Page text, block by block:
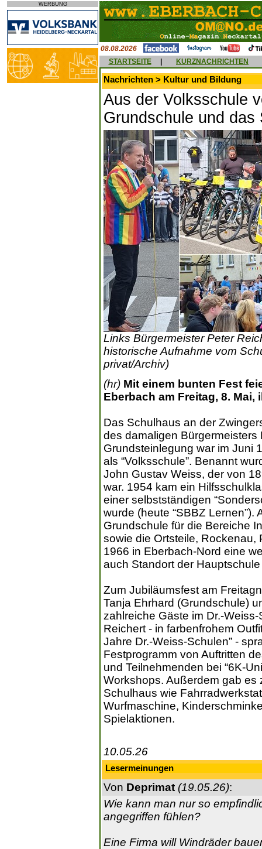
WERBUNG
08.08.2026
STARTSEITE
KURZNACHRICHTEN
Nachrichten > Kultur und Bildung
Aus der Volksschule
Grundschule und das
Links Bürgermeister Peter
historische Aufnahme vom
privat/Archiv)
(hr) Mit einem bunten Fest
Eberbach am Freitag, 8.
Das Schulhaus an der
des damaligen
Grundsteinlegung war im Juni
als “Volksschule”. Benannt
John Gustav Weiss, der von
war. 1954 kam ein
einer selbstständigen
wurde (heute “SBBZ
Grundschule für die Bereiche
sowie die Ortsteile,
1966 in Eberbach-Nord eine
auch Standort der
Zum Jubiläumsfest am
Tanja Ehrhard (Grundschule)
zahlreiche Gäste im Dr.-
Reichert - in farbenfrohem
Jahre Dr.-Weiss-Schulen” -
Festprogramm von Auftritten
und Teilnehmenden bei “6K-
Workshops. Außerdem gab es
Schulhaus wie
Wurfmaschine,
Spielaktionen.
10.05.26
Lesermeinungen
Von Deprimat (19.05.26):
Wie kann man nur so
angegriffen fühlen?
Eine Firma will Windräder